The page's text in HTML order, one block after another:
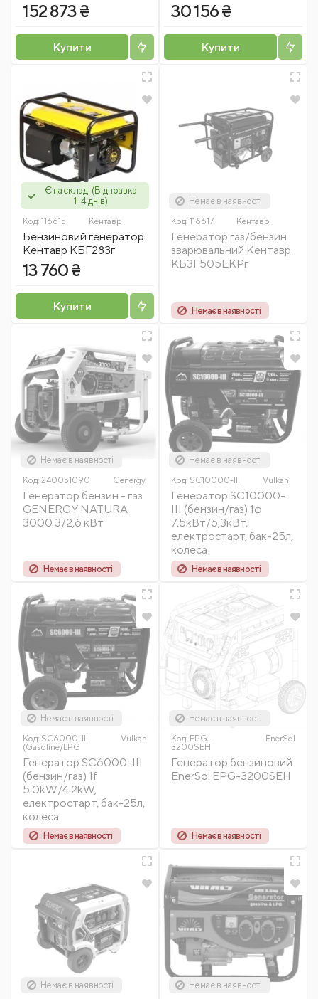
152 873 ₴
Купити
30 156 ₴
Купити
Є на складі (Відправка
1-4 днів)
Код: 116615 Кентавр
Бензиновий генератор
Кентавр КБГ283г
13 760 ₴
Купити
Немає в наявності
Код: 116617 Кентавр
Генератор газ/бензин
зварювальний Кентавр
КБЗГ505ЕКРг
Немає в наявності
Немає в наявності
Код: 240051090 Genergy
Генератор бензин - газ
GENERGY NATURA
3000 3/2,6 кВт
Немає в наявності
Немає в наявності
Код: SC10000-III Vulkan
Генератор SC10000-
III (бензин/газ) 1ф
7,5кВт/6,3кВт,
електростарт, бак-25л,
колеса
Немає в наявності
Немає в наявності
Код: SC6000-III
(Gasoline/LPG
Vulkan
Генератор SC6000-III
(бензин/газ) 1f
5.0kW/4.2kW,
електростарт, бак-25л,
колеса
Немає в наявності
Немає в наявності
Код: EPG-
3200SEH
EnerSol
Генератор бензиновий
EnerSol EPG-3200SEH
Немає в наявності
Немає в наявності
Немає в наявності